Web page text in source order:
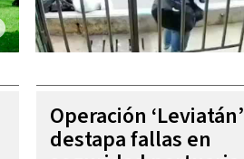
Operación ‘Leviatán’
destapa fallas en